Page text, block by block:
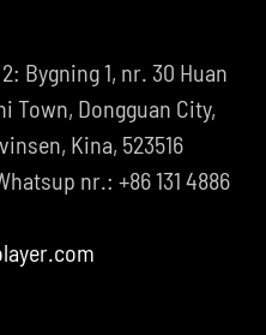
Bygning 1, nr. 30 Huan
Town, Dongguan City,
Kina, 523516
nr.: +86 131 4886